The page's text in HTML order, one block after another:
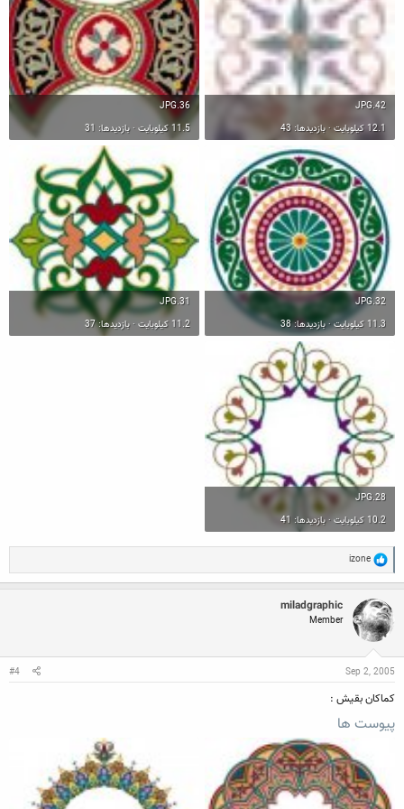
42.JPG
12.1 کیلوبایت · بازدیدها: 43
36.JPG
11.5 کیلوبایت · بازدیدها: 31
32.JPG
11.3 کیلوبایت · بازدیدها: 38
31.JPG
11.2 کیلوبایت · بازدیدها: 37
28.JPG
10.2 کیلوبایت · بازدیدها: 41
R
e
a
c
t
i
o
n
:
izone
miladgraphic
Member
Sep 2, 2005
#4
کماکان بقیش :
پیوست ها